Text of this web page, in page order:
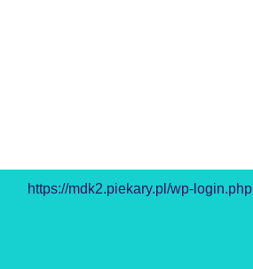
https://mdk2.piekary.pl/wp-login.php